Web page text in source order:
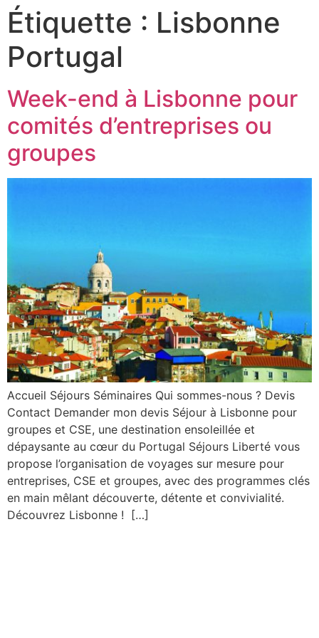
Étiquette : Lisbonne
Portugal
Week-end à Lisbonne pour
comités d’entreprises ou
groupes
Accueil Séjours Séminaires Qui sommes-nous ? Devis
Contact Demander mon devis Séjour à Lisbonne pour
groupes et CSE, une destination ensoleillée et
dépaysante au cœur du Portugal Séjours Liberté vous
propose l’organisation de voyages sur mesure pour
entreprises, CSE et groupes, avec des programmes clés
en main mêlant découverte, détente et convivialité.
Découvrez Lisbonne ! […]